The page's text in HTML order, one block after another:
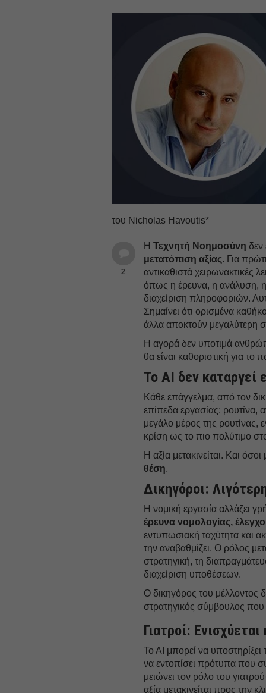
του Nicholas Havoutis*
2
ΗΤεχνητή Νοημοσύνη δεν
μετατόπιση αξίας. Για
αντικαθιστά χειρωνακτικές
όπως η έρευνα, η ανάλυση,
διαχείριση πληροφοριών.
Σημαίνει ότι ορισμένα
άλλα αποκτούν μεγαλύτερη
Η αγορά δεν υποτιμά
θα είναι καθοριστική για το
Το ΑΙ δεν
Κάθε επάγγελμα, από τον
επίπεδα εργασίας: ρουτίνα,
μεγάλο μέρος της ρουτίνας,
κρίση ως το πιο πολύτιμο
Η αξία μετακινείται. Και
θέση.
Δικηγόροι:
Η νομική εργασία αλλάζει
έρευνα νομολογίας,
εντυπωσιακή ταχύτητα και
την αναβαθμίζει. Ο ρόλος
στρατηγική, τη
διαχείριση υποθέσεων.
Ο δικηγόρος του μέλλοντος
στρατηγικός σύμβουλος που
Γιατροί:
Το ΑΙ μπορεί να υποστηρίξει
να εντοπίσει πρότυπα που
μειώνει τον ρόλο του
αξία μετακινείται προς την